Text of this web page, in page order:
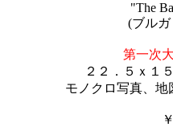
"The
(ブル
第一次
２２．５ｘ１
モノクロ写真、